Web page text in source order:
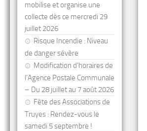
mobilise et organise une
collecte dès ce mercredi 29
juillet 2026
Risque Incendie : Niveau
de danger sévère
Modification d’horaires de
l’Agence Postale Communale
– Du 28 juillet au 7 août 2026
Fête des Associations de
Truyes : Rendez-vous le
samedi 5 septembre !